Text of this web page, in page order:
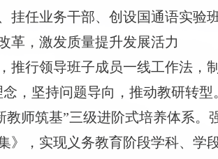
挂任业务干部、创设国通语实验
革，激发质量提升发展活力
推行领导班子成员一线工作法，
，坚持问题导向，推动教研转
教师筑基”三级进阶式培养体系
》，实现义务教育阶段学科、学